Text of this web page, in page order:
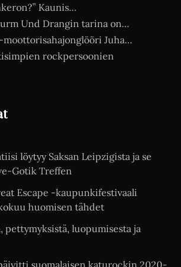
Kaunis…
Und Drangin tarina on…
moottorisahajonglööri Juha…
rockpersoonien
löytyy Saksan Leipzigista ja se
Gotik Treffen
Escape -kaupunkifestivaali
huomisen tähdet
pettymyksistä, luopumisesta ja
suomalaisen katurockin 2020-